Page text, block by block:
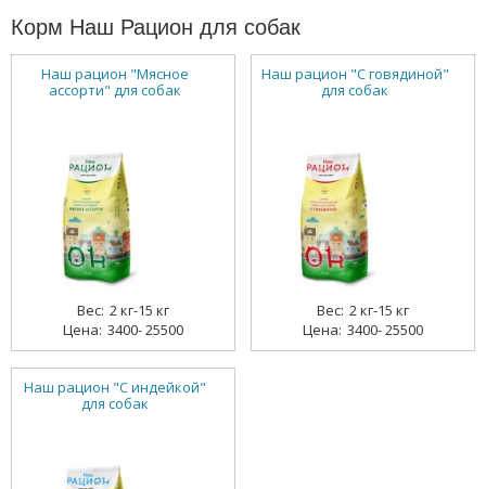
Корм Наш Рацион для собак
Наш рацион "Мясное
ассорти" для собак
2 кг-15 кг
3400- 25500
Наш рацион "С говядиной"
для собак
2 кг-15 кг
3400- 25500
Наш рацион "С индейкой"
для собак